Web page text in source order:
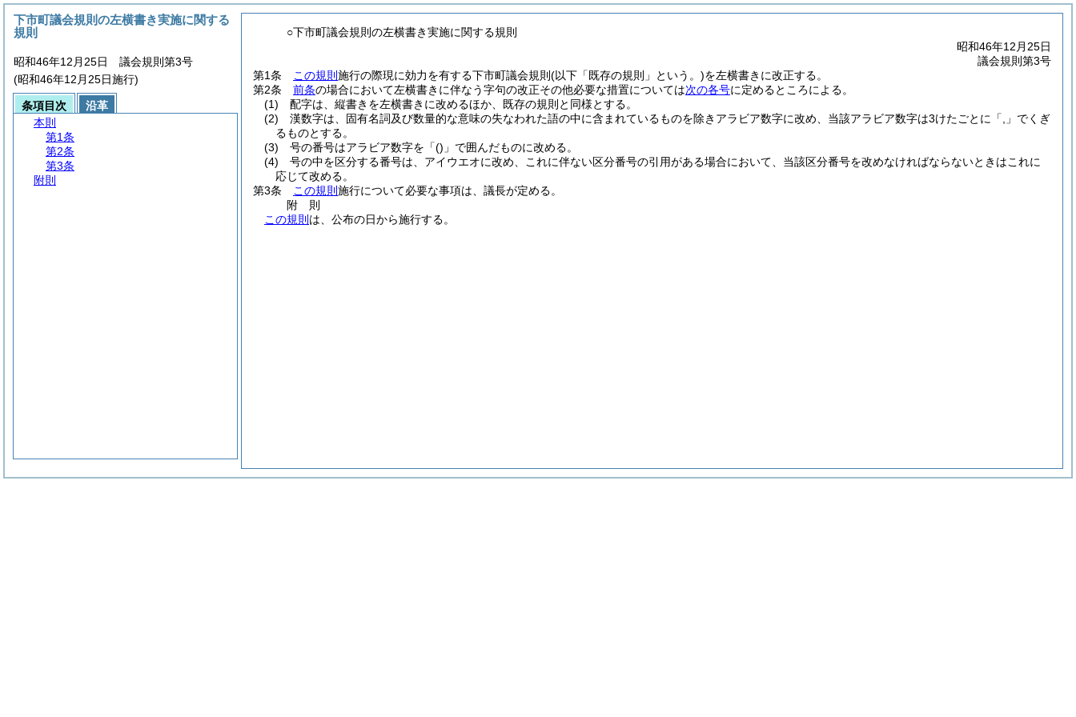
○下市町議会規則の左横書き実施に関する規則
昭和46年12月25日
議会規則第3号
第1条
この規則 施行の際現に効力を有する下市町議会規則 (以下「既存の規則」という。)を左横書きに改正する。
第2条
前条の場合において左横書きに伴なう字句の改正その他必要な措置については次の各号に定めるところによる。
(1)
配字は、縦書きを左横書きに改めるほか、既存の規則と同様とする。
(2)
漢数字は、固有名詞及び数量的な意味の失なわれた語の中に含まれているものを除きアラビア数字に改め、当該アラビア数字は3けたごとに「,」でくぎ
るものとする。
(3)
号の番号はアラビア数字を「() 」で囲んだものに改める。
(4)
号の中を区分する番号は、アイウエオに改め、これに伴ない区分番号の引用がある場合において、当該区分番号を改めなければならないときはこれに
応じて改める。
第3条
この規則 施行について必要な事項は、議長が定める。
附 則
この規則 は、公布の日から施行する。
下市町議会規則の左横書き実施に関する
規則
昭和46年12月25日 議会規則第3号
(昭和46年12月25日施行)
条項目次
沿革
本則
第1条
第2条
第3条
附則